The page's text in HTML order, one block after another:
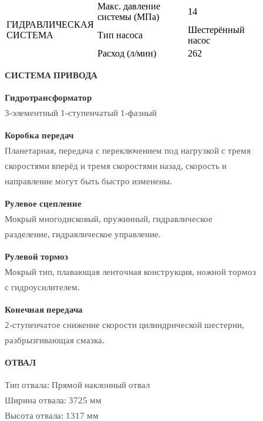
ГИДРАВЛИЧЕСКАЯ
СИСТЕМА
Макс. давление
системы (МПа)
14
Тип насоса
Шестерённый
насос
Расход (л/мин)
262
СИСТЕМА ПРИВОДА
Гидротрансформатор
3-элементный 1-ступенчатый 1-фазный
Коробка передач
Планетарная, передача с переключением под нагрузкой с тремя
скоростями вперёд и тремя скоростями назад, скорость и
направление могут быть быстро изменены.
Рулевое сцепление
Мокрый многодисковый, пружинный, гидравлическое
разделение, гидравлическое управление.
Рулевой тормоз
Мокрый тип, плавающая ленточная конструкция, ножной тормоз
с гидроусилителем.
Конечная передача
2-ступенчатое снижение скорости цилиндрической шестерни,
разбрызгивающая смазка.
ОТВАЛ
Тип отвала: Прямой наклонный отвал
Ширина отвала: 3725 мм
Высота отвала: 1317 мм